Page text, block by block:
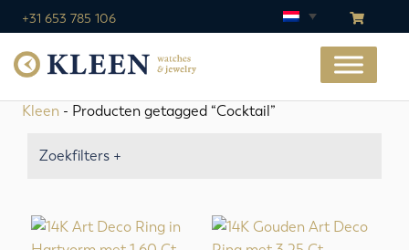
+31 653 785 106
Kleen - Producten getagged “Cocktail”
Zoekfilters +